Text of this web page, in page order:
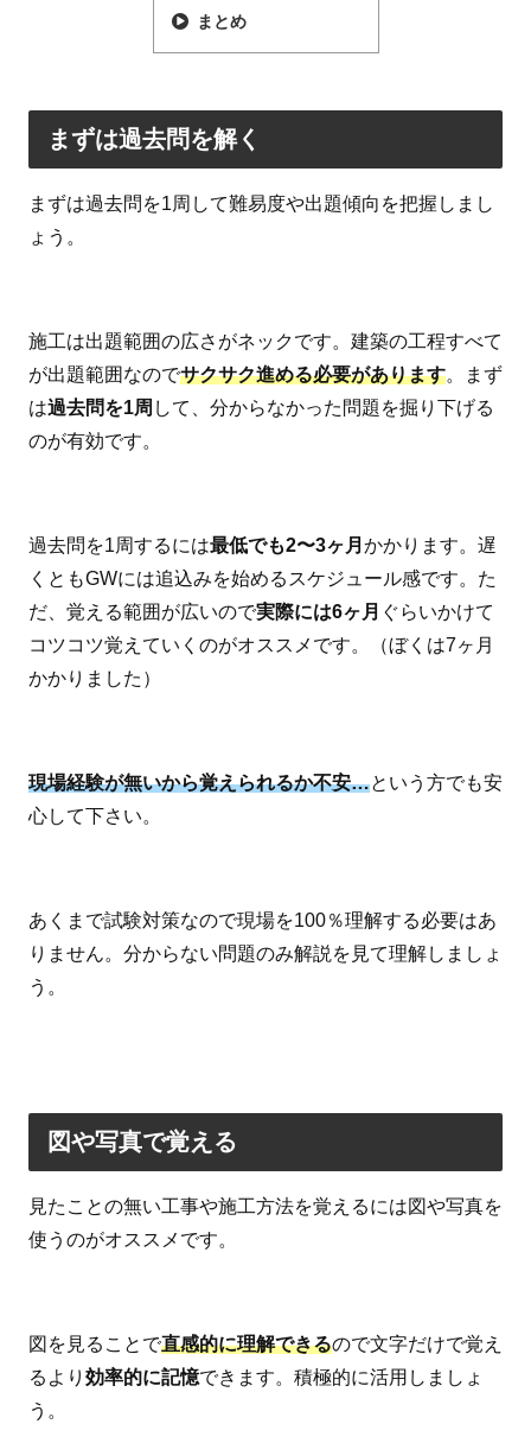
まとめ
まずは過去問を解く
まずは過去問を1周して難易度や出題傾向を把握しまし
ょう。
施工は出題範囲の広さがネックです。建築の工程すべて
が出題範囲なのでサクサク進める必要があります。まず
は過去問を1周 して、分からなかった問題を掘り下げる
のが有効です。
過去問を1周するには最低でも2〜3ヶ月 かかります。遅
くともGWには追込みを始めるスケジュール感です。た
だ、覚える範囲が広いので実際には6ヶ月 ぐらいかけて
コツコツ覚えていくのがオススメです。（ぼくは7ヶ月
かかりました）
現場経験が無いから覚えられるか不安…という方でも安
心して下さい。
あくまで試験対策なので現場を100％理解する必要はあ
りません。分からない問題のみ解説を見て理解しましょ
う。
図や写真で覚える
見たことの無い工事や施工方法を覚えるには図や写真を
使うのがオススメです。
図を見ることで直感的に理解できるので文字だけで覚え
るより 効率的に記憶できます。積極的に活用しましょ
う。